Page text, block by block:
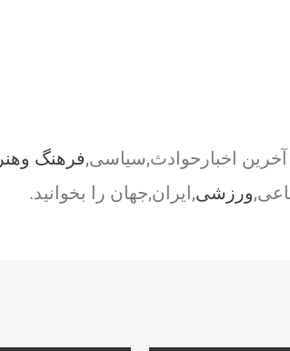
آخرین اخبارحوادث,سیاسی,فرهنگ وهنر
ورزشی,ایران,جهان را بخوانید.